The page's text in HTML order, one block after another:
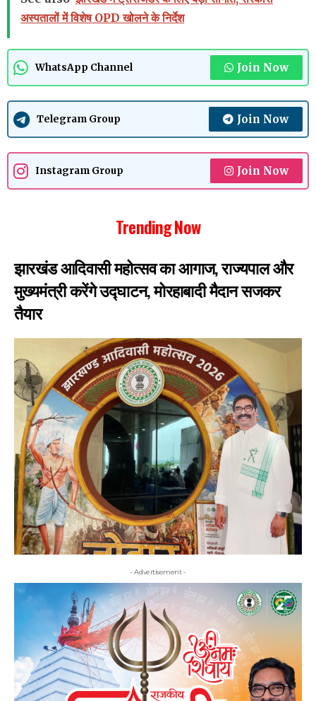
अस्पतालों में विशेष OPD खोलने के निर्देश
WhatsApp Channel Join Now
Telegram Group Join Now
Instagram Group Join Now
Trending Now
झारखंड आदिवासी महोत्सव का आगाज, राज्यपाल और
मुख्यमंत्री करेंगे उद्घाटन, मोरहाबादी मैदान सजकर
तैयार
- Advertisement -